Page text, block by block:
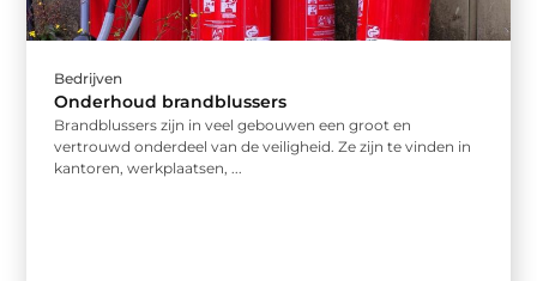
Bedrijven
Onderhoud brandblussers
Brandblussers zijn in veel gebouwen een groot en
vertrouwd onderdeel van de veiligheid. Ze zijn te vinden in
kantoren, werkplaatsen, ...